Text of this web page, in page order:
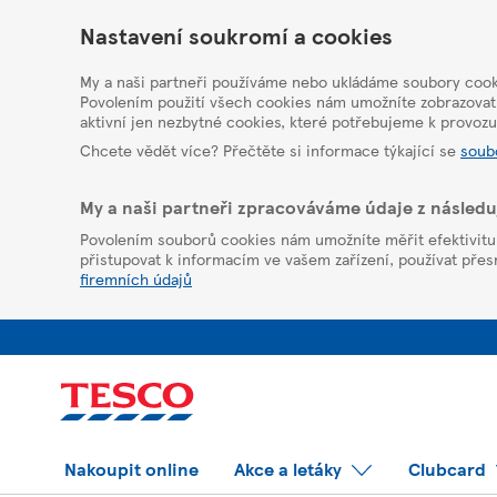
HelpPage
Nastavení soukromí a cookies
My a naši partneři používáme nebo ukládáme soubory
Povolením použití všech cookies nám umožníte
aktivní jen nezbytné cookies, které potřebujeme k
Chcete vědět více? Přečtěte si informace týkající se
My a naši partneři zpracováváme údaje z
Povolením souborů cookies nám umožníte měřit
přistupovat k informacím ve vašem zařízení, používat
firemních údajů
Nakoupit online Akce a letáky Clubcard